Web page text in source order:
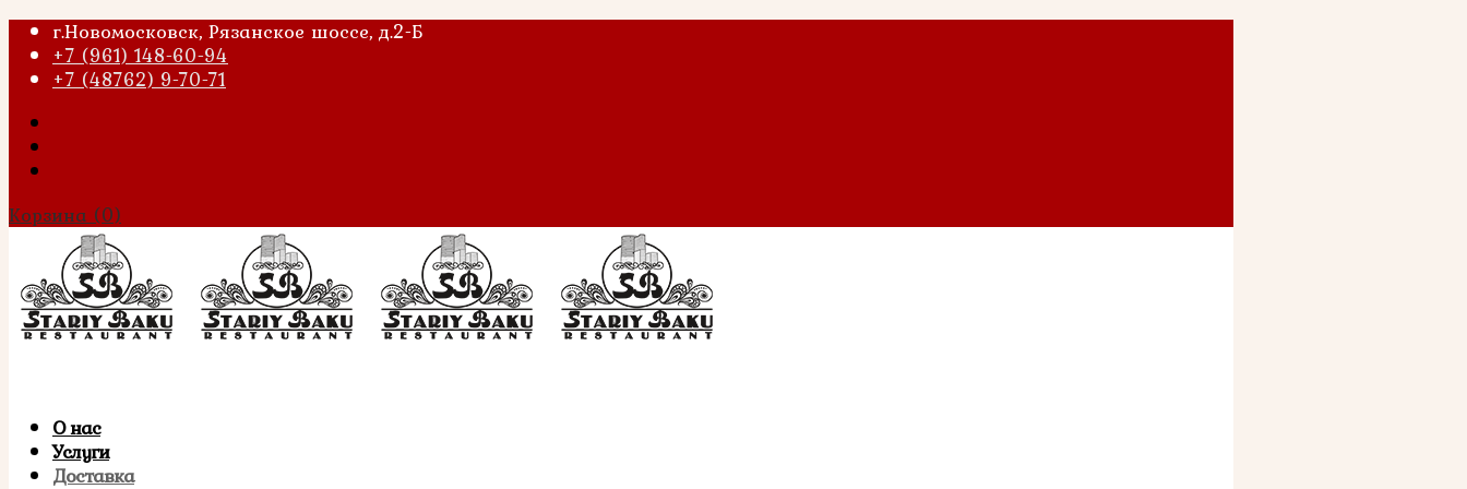
г.Новомосковск, Рязанское шоссе, д.2-Б
+7 (961) 148-60-94
+7 (48762) 9-70-71
Корзина (0)
О нас
Услуги
Доставка